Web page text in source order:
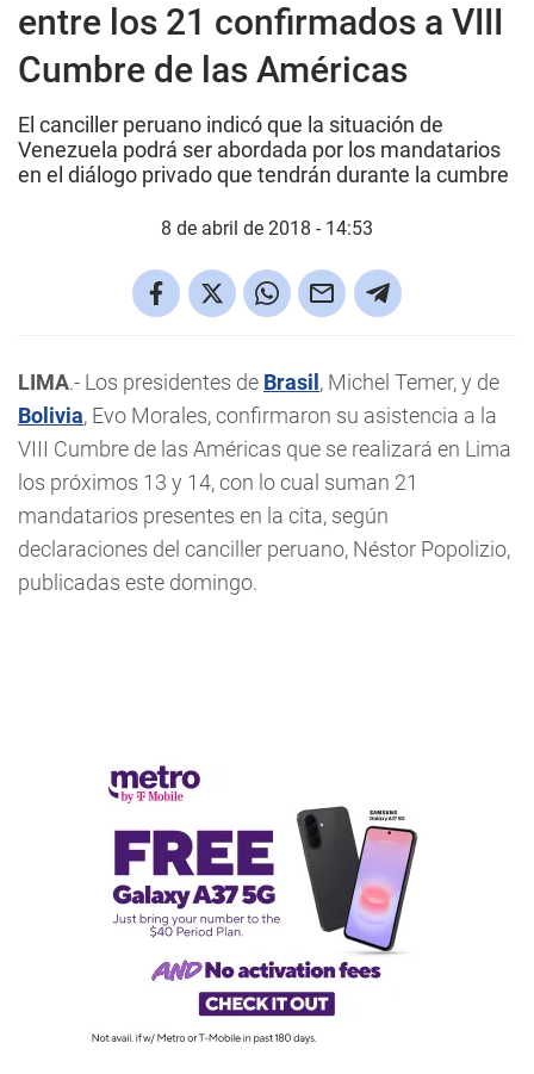
entre los 21 confirmados a VIII
Cumbre de las Américas
El canciller peruano indicó que la situación de
Venezuela podrá ser abordada por los mandatarios
en el diálogo privado que tendrán durante la cumbre
8 de abril de 2018 - 14:53
LIMA.- Los presidentes de Brasil , Michel Temer, y de
Bolivia, Evo Morales, confirmaron su asistencia a la
VIII Cumbre de las Américas que se realizará en Lima
los próximos 13 y 14, con lo cual suman 21
mandatarios presentes en la cita, según
declaraciones del canciller peruano, Néstor Popolizio,
publicadas este domingo.